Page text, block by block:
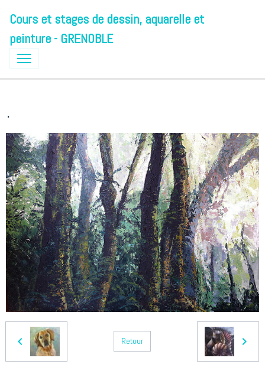
Cours et stages de dessin, aquarelle et
peinture - GRENOBLE
.
Retour